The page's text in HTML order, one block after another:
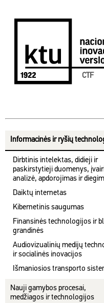
CTF
Informacinės ir ryšių
Dirbtinis intelektas, didieji ir
paskirstytieji duomenys,
analizė, apdorojimas ir
Daiktų internetas
Kibernetinis saugumas
Finansinės technologijos ir
grandinės
Audiovizualinių medijų
ir socialinės inovacijos
Išmaniosios transporto
Nauji gamybos procesai,
medžiagos ir technologijos